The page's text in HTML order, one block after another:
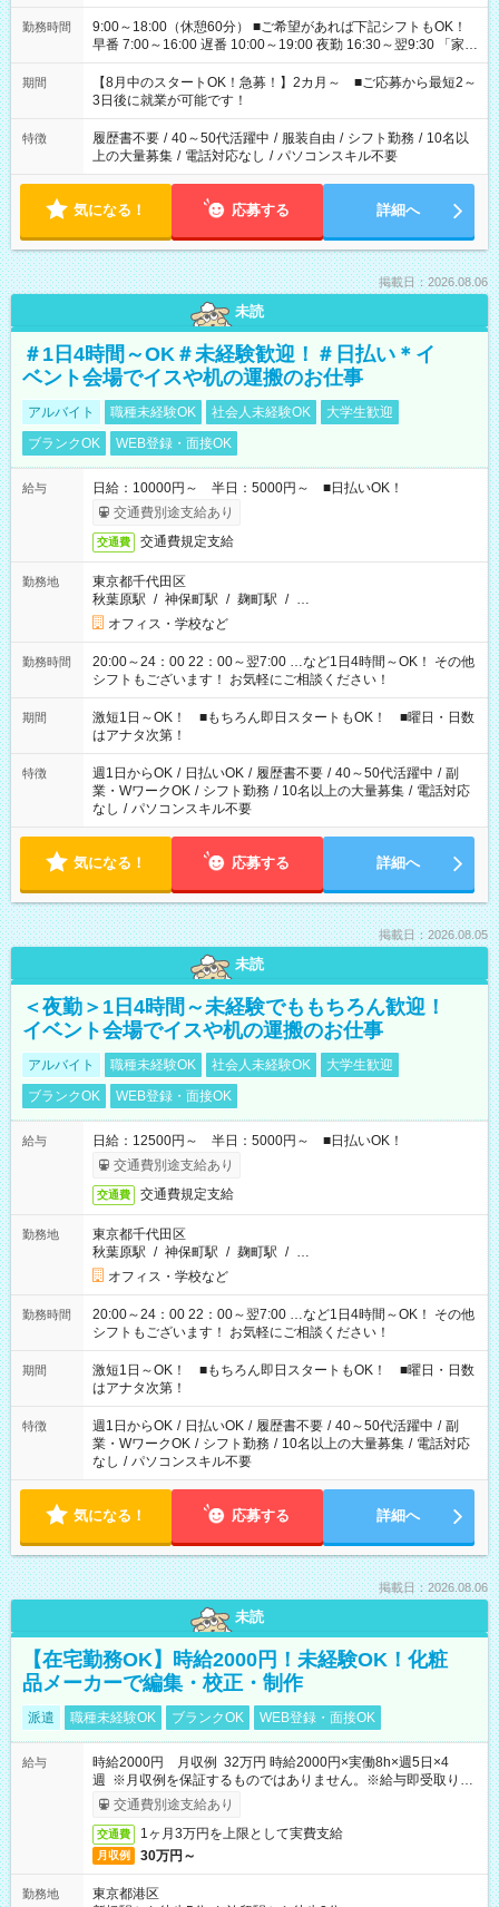
勤務時間
9:00～18:00（休憩60分） ■ご希望があれば下記シフトもOK！
早番 7:00～16:00 遅番 10:00～19:00 夜勤 16:30～翌9:30 「家族
と休みを合わせたい」 「余裕を持って夕飯の準備がしたい」
「できれば残業はしたくない」 など、ご希望を教えてください
ね。 ※Wワーク希望の方へ 今ご覧のお仕事で希望する勤務時間
と、もう1つのお仕事の勤務時間。 合計で週40時間を超える場
合は応募できません。
期間
【8月中のスタートOK！急募！】2カ月～ ■ご応募から最短2～
3日後に就業が可能です！
特徴 履歴書不要 / 40～50代活躍中 / 服装自由 / シフト勤務 / 10名以
上の大量募集 / 電話対応なし / パソコンスキル不要
気になる！ 応募する 詳細へ
掲載日：2026.08.06
未読
＃1日4時間～OK＃未経験歓迎！＃日払い＊イ
ベント会場でイスや机の運搬のお仕事
アルバイト 職種未経験OK 社会人未経験OK
大学生歓迎
ブランクOK
WEB登録・面接OK
給与
日給：10000円～ 半日：5000円～ ■日払いOK！
交通費別途支給あり
交通費 交通費規定支給
勤務地
東京都千代田区
秋葉原駅 / 神保町駅 / 麹町駅 / …
オフィス・学校など
勤務時間
20:00～24：00 22：00～翌7:00 …など1日4時間～OK！ その他
シフトもございます！ お気軽にご相談ください！
期間
激短1日～OK！ ■もちろん即日スタートもOK！ ■曜日・日数
はアナタ次第！
特徴 週1日からOK / 日払いOK / 履歴書不要 / 40～50代活躍中 / 副
業・WワークOK / シフト勤務 / 10名以上の大量募集 / 電話対応
なし / パソコンスキル不要
気になる！ 応募する 詳細へ
掲載日：2026.08.05
未読
＜夜勤＞1日4時間～未経験でももちろん歓迎！
イベント会場でイスや机の運搬のお仕事
アルバイト 職種未経験OK 社会人未経験OK
大学生歓迎
ブランクOK
WEB登録・面接OK
給与
日給：12500円～ 半日：5000円～ ■日払いOK！
交通費別途支給あり
交通費 交通費規定支給
勤務地
東京都千代田区
秋葉原駅 / 神保町駅 / 麹町駅 / …
オフィス・学校など
勤務時間
20:00～24：00 22：00～翌7:00 …など1日4時間～OK！ その他
シフトもございます！ お気軽にご相談ください！
期間
激短1日～OK！ ■もちろん即日スタートもOK！ ■曜日・日数
はアナタ次第！
特徴 週1日からOK / 日払いOK / 履歴書不要 / 40～50代活躍中 / 副
業・WワークOK / シフト勤務 / 10名以上の大量募集 / 電話対応
なし / パソコンスキル不要
気になる！ 応募する 詳細へ
掲載日：2026.08.06
未読
【在宅勤務OK】時給2000円！未経験OK！化粧
品メーカーで編集・校正・制作
派遣 職種未経験OK ブランクOK WEB登録・面接OK
給与
時給2000円 月収例 32万円 時給2000円×実働8h×週5日×4
週 ※月収例を保証するものではありません。※給与即受取りサ
ービス利用可（利用条件有）
交通費別途支給あり
交通費 1ヶ月3万円を上限として実費支給
月収例 30万円～
勤務地
東京都港区